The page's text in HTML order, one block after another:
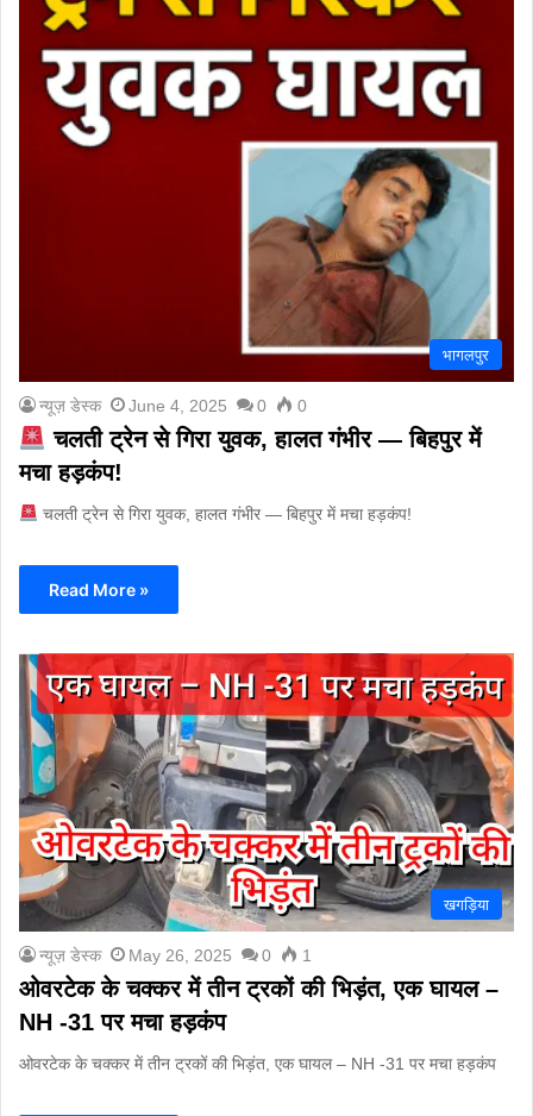
भागलपुर
न्यूज़ डेस्क June 4, 2025 0 0
चलती ट्रेन से गिरा युवक, हालत गंभीर — बिहपुर में
मचा हड़कंप!
चलती ट्रेन से गिरा युवक, हालत गंभीर — बिहपुर में मचा हड़कंप!
Read More »
खगड़िया
न्यूज़ डेस्क May 26, 2025 0 1
ओवरटेक के चक्कर में तीन ट्रकों की भिड़ंत, एक घायल –
NH -31 पर मचा हड़कंप
ओवरटेक के चक्कर में तीन ट्रकों की भिड़ंत, एक घायल – NH -31 पर मचा हड़कंप